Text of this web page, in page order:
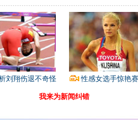
刘翔伤退不奇怪 性感女选手惊艳
我来为新闻纠错